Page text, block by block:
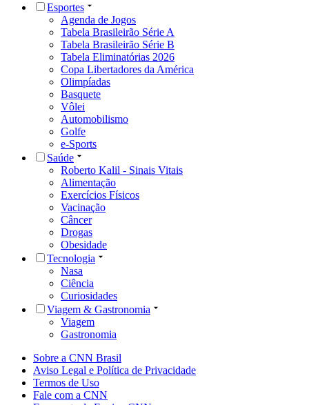
Esportes
Agenda de Jogos
Tabela Brasileirão Série A
Tabela Brasileirão Série B
Tabela Eliminatórias 2026
Copa Libertadores da América
Olimpíadas
Basquete
Vôlei
Automobilismo
Golfe
e-Sports
Saúde
Roberto Kalil - Sinais Vitais
Alimentação
Exercícios Físicos
Vacinação
Câncer
Drogas
Obesidade
Tecnologia
Nasa
Ciência
Curiosidades
Viagem & Gastronomia
Viagem
Gastronomia
Sobre a CNN Brasil
Aviso Legal e Política de Privacidade
Termos de Uso
Fale com a CNN